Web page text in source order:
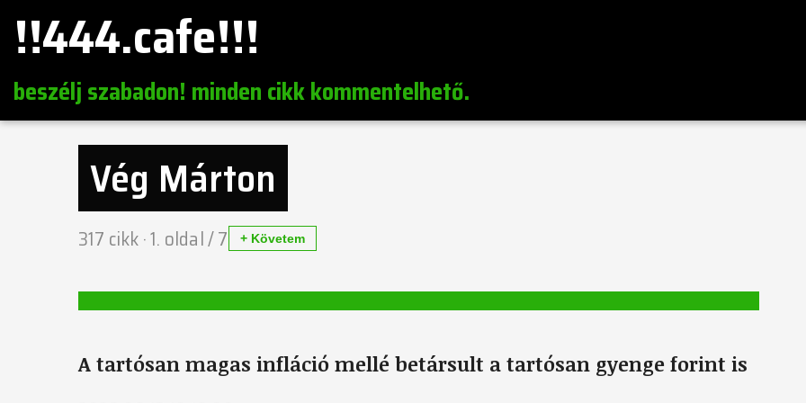
!!444.cafe!!!
beszélj szabadon! minden cikk kommentelhető.
Vég Márton
317 cikk ·1. oldal /7 + Követem
A tartósan magas infláció mellé betársult a tartósan gyenge forint is